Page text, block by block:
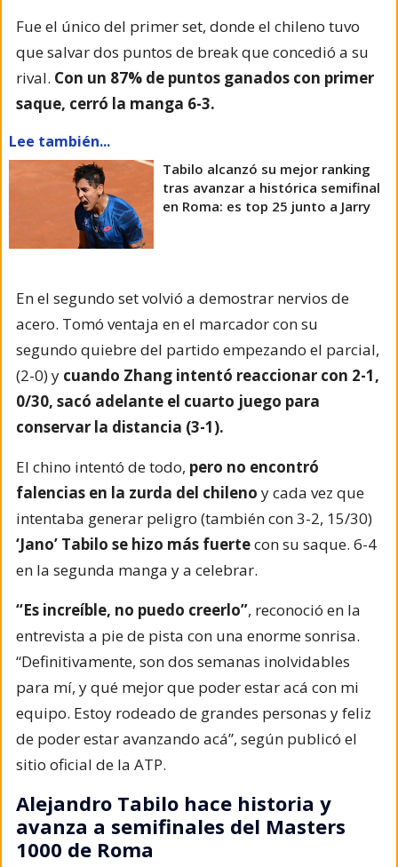
Fue el único del primer set, donde el chileno tuvo
que salvar dos puntos de break que concedió a su
rival. Con un 87% de puntos ganados con primer
saque, cerró la manga 6-3.
Lee también...
Tabilo alcanzó su mejor ranking
tras avanzar a histórica semifinal
en Roma: es top 25 junto a Jarry
En el segundo set volvió a demostrar nervios de
acero. Tomó ventaja en el marcador con su
segundo quiebre del partido empezando el parcial,
(2-0) y cuando Zhang intentó reaccionar con 2-1,
0/30, sacó adelante el cuarto juego para
conservar la distancia (3-1).
El chino intentó de todo, pero no encontró
falencias en la zurda del chileno y cada vez que
intentaba generar peligro (también con 3-2, 15/30)
‘Jano’ Tabilo se hizo más fuertecon su saque. 6-4
en la segunda manga y a celebrar.
“Es increíble, no puedo creerlo”, reconoció en la
entrevista a pie de pista con una enorme sonrisa.
“Definitivamente, son dos semanas inolvidables
para mí, y qué mejor que poder estar acá con mi
equipo. Estoy rodeado de grandes personas y feliz
de poder estar avanzando acá”, según publicó el
sitio oficial de la ATP.
Alejandro Tabilo hace historia y
avanza a semifinales del Masters
1000 de Roma